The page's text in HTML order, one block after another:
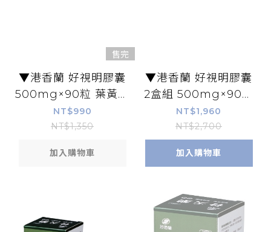
售完
▼港香蘭 好視明膠囊
500mg×90粒 葉黃素
金盞花 DHA
NT$990
NT$1,350
加入購物車
▼港香蘭 好視明膠囊
2盒組 500mg×90粒
葉黃素 金盞花 DHA
NT$1,960
NT$2,700
加入購物車